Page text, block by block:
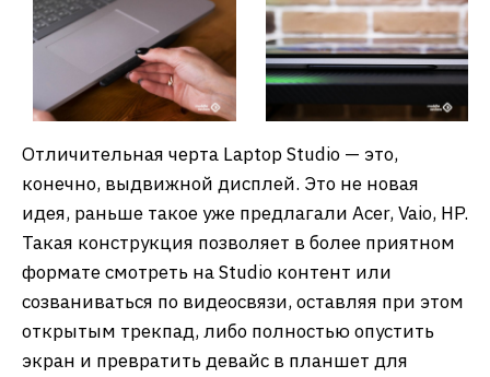
Отличительная черта Laptop Studio — это,
конечно, выдвижной дисплей. Это не новая
идея, раньше такое уже предлагали Acer, Vaio, HP.
Такая конструкция позволяет в более приятном
формате смотреть на Studio контент или
созваниваться по видеосвязи, оставляя при этом
открытым трекпад, либо полностью опустить
экран и превратить девайс в планшет для